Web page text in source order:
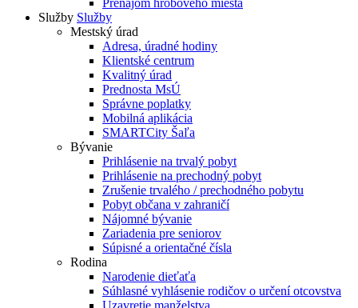
Prenájom hrobového miesta
Služby Služby
Mestský úrad
Adresa, úradné hodiny
Klientské centrum
Kvalitný úrad
Prednosta MsÚ
Správne poplatky
Mobilná aplikácia
SMARTCity Šaľa
Bývanie
Prihlásenie na trvalý pobyt
Prihlásenie na prechodný pobyt
Zrušenie trvalého / prechodného pobytu
Pobyt občana v zahraničí
Nájomné bývanie
Zariadenia pre seniorov
Súpisné a orientačné čísla
Rodina
Narodenie dieťaťa
Súhlasné vyhlásenie rodičov o určení otcovstva